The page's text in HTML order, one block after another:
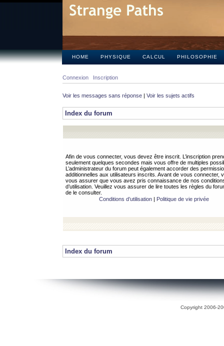
HOME PHYSIQUE CALCUL PHILOSOPHIE
Connexion Inscription
Voir les messages sans réponse | Voir les sujets actifs
Index du forum
Afin de vous connecter, vous devez être inscrit. L’inscription
seulement quelques secondes mais vous offre de multiples
L’administrateur du forum peut également accorder des
additionnelles aux utilisateurs inscrits. Avant de vous connecter,
vous assurer que vous avez pris connaissance de nos
d’utilisation. Veuillez vous assurer de lire toutes les règles du
de le consulter.
Conditions d’utilisation| Politique de vie privée
Index du forum
Copyright 2006-